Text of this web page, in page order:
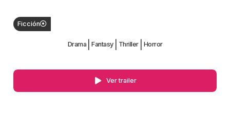
Ficción
Drama Fantasy Thriller Horror
Ver trailer